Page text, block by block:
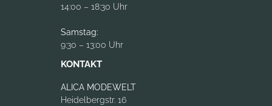
14:00 – 18:30 Uhr
Samstag:
9:30 – 13:00 Uhr
KONTAKT
ALICA MODEWELT
Heidelbergstr. 16